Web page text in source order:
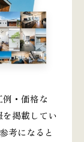
・価格な
掲載してい
考になると